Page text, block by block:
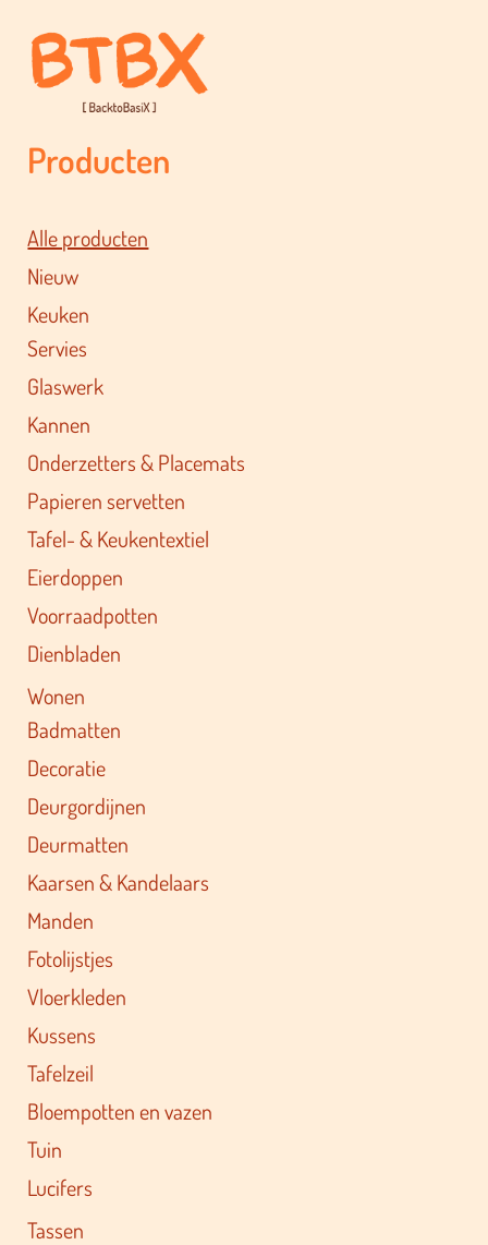
Producten
Alle producten
Nieuw
Keuken
Servies
Glaswerk
Kannen
Onderzetters & Placemats
Papieren servetten
Tafel- & Keukentextiel
Eierdoppen
Voorraadpotten
Dienbladen
Wonen
Badmatten
Decoratie
Deurgordijnen
Deurmatten
Kaarsen & Kandelaars
Manden
Fotolijstjes
Vloerkleden
Kussens
Tafelzeil
Bloempotten en vazen
Tuin
Lucifers
Tassen